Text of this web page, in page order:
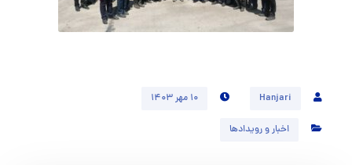
Hanjari ۱۰ مهر ۱۴۰۳
اخبار و رویدادها